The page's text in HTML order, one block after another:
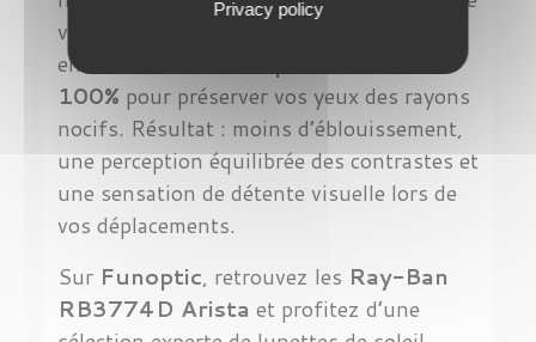
vision confortable en conditions
ensoleillées, avec une
100% pour préserver vos yeux des rayons
nocifs. Résultat : moins d’éblouissement,
une perception équilibrée des contrastes et
une sensation de détente visuelle lors de
vos déplacements.
Sur Funoptic, retrouvez les Ray-Ban
RB3774D Arista et profitez d’une
Privacy policy